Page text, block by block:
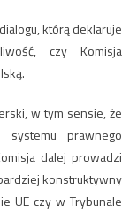
którą deklaruje
czy Komisja
w tym sensie, że
prawnego
dalej prowadzi
konstruktywny
UE czy w Trybunale